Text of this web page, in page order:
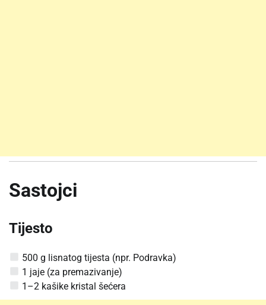
Sastojci
Tijesto
500 g lisnatog tijesta (npr. Podravka)
1 jaje (za premazivanje)
1–2 kašike kristal šećera